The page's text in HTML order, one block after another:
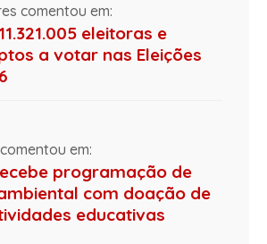
comentou em:
eleitoras e
a votar nas Eleições
em:
programação de
com doação de
educativas